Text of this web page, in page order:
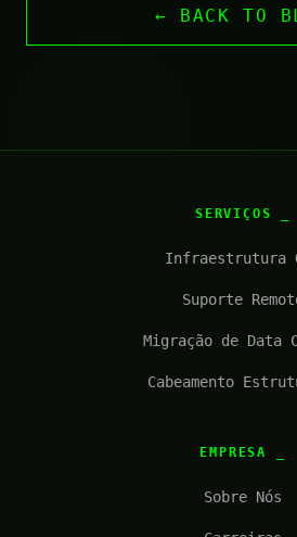
← BACK TO
SERVIÇOS
Infraestrutura
Suporte
Migração de Data
Cabeamento
EMPRESA
Sobre Nós